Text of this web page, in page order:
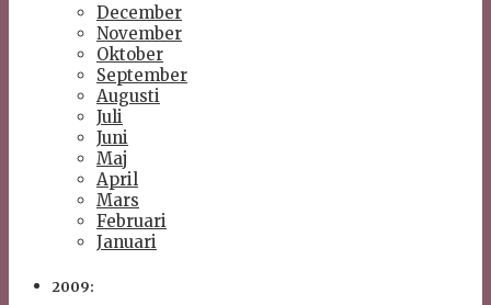
December
November
Oktober
September
Augusti
Juli
Juni
Maj
April
Mars
Februari
Januari
2009: